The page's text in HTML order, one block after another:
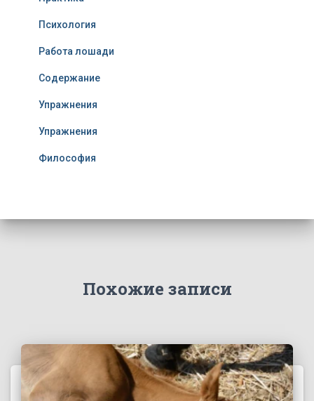
Психология
Работа лошади
Содержание
Упражнения
Упражнения
Философия
Похожие записи